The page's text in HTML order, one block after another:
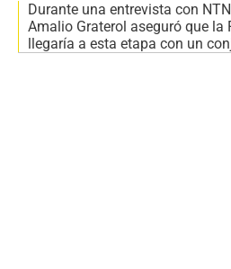
Durante una entrevista con
Amalio Graterol aseguró que
llegaría a esta etapa con un